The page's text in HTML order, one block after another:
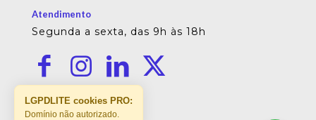
Atendimento
Segunda a sexta, das 9h às 18h
LGPDLITE cookies PRO:
Domínio não autorizado.